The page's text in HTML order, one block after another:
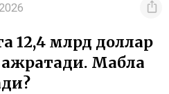
12,4 млрд доллар
Маблағ